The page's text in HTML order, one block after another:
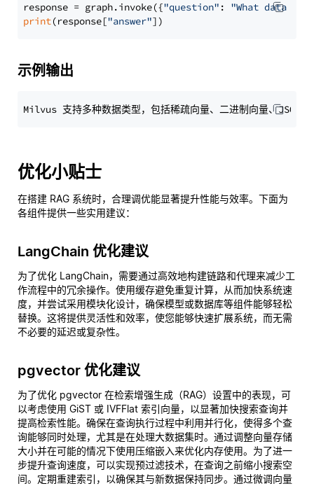
response = graph.invoke({"question" : "What data
print(response["answer"
示例输出
优化小贴士
在搭建 RAG 系统时，合理调优能显著提升性能与效率。下面为
各组件提供一些实用建议：
LangChain 优化建议
为了优化 LangChain，需要通过高效地构建链路和代理来减少工
作流程中的冗余操作。使用缓存避免重复计算，从而加快系统速
度，并尝试采用模块化设计，确保模型或数据库等组件能够轻松
替换。这将提供灵活性和效率，使您能够快速扩展系统，而无需
不必要的延迟或复杂性。
pgvector 优化建议
为了优化 pgvector 在检索增强生成（RAG）设置中的表现，可
以考虑使用 GiST 或 IVFFlat 索引向量，以显著加快搜索查询并
提高检索性能。确保在查询执行过程中利用并行化，使得多个查
询能够同时处理，尤其是在处理大数据集时。通过调整向量存储
大小并在可能的情况下使用压缩嵌入来优化内存使用。为了进一
步提升查询速度，可以实现预过滤技术，在查询之前缩小搜索空
间。定期重建索引，以确保其与新数据保持同步。通过微调向量